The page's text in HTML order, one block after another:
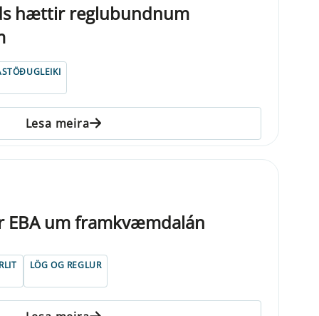
hættir reglubundnum
Lesa meira
EBA um framkvæmdalán
LÖG OG REGLUR